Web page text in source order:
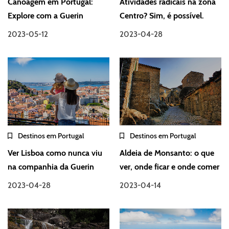
Explore com a Guerin
2023-05-12
Centro? Sim, é possível.
2023-04-28
Destinos em Portugal
Ver Lisboa como nunca viu
na companhia da Guerin
2023-04-28
Destinos em Portugal
Aldeia de Monsanto: o que
ver, onde ficar e onde comer
2023-04-14